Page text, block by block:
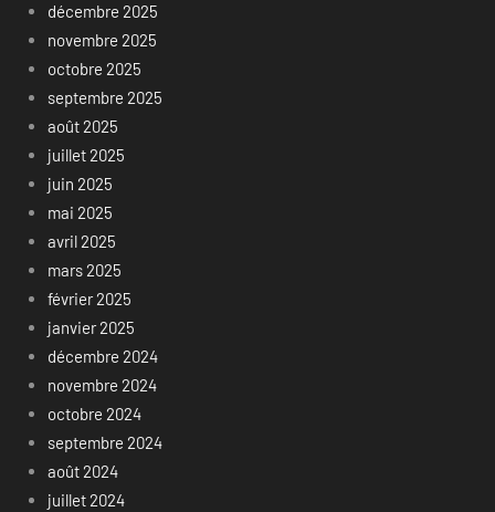
décembre 2025
novembre 2025
octobre 2025
septembre 2025
août 2025
juillet 2025
juin 2025
mai 2025
avril 2025
mars 2025
février 2025
janvier 2025
décembre 2024
novembre 2024
octobre 2024
septembre 2024
août 2024
juillet 2024